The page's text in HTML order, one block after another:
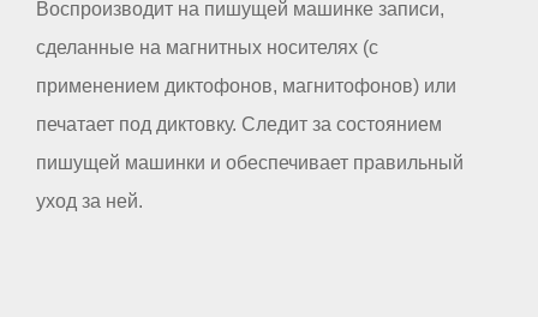
Воспроизводит на пишущей машинке записи,
сделанные на магнитных носителях (с
применением диктофонов, магнитофонов) или
печатает под диктовку. Следит за состоянием
пишущей машинки и обеспечивает правильный
уход за ней.